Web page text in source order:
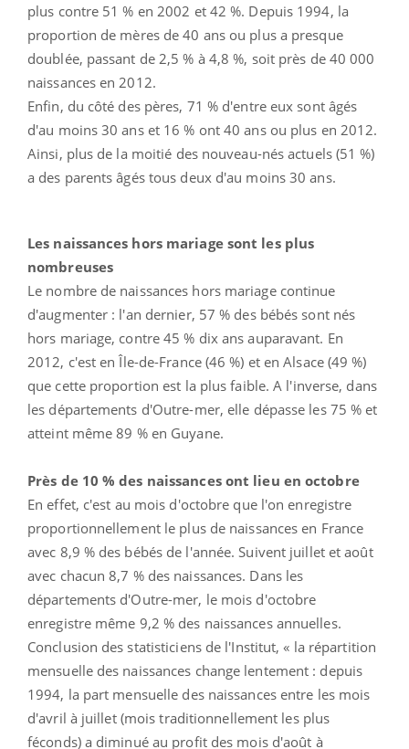
plus contre 51 % en 2002 et 42 %. Depuis 1994, la
proportion de mères de 40 ans ou plus a presque
doublée, passant de 2,5 % à 4,8 %, soit près de 40 000
naissances en 2012.
Enfin, du côté des pères, 71 % d'entre eux sont âgés
d'au moins 30 ans et 16 % ont 40 ans ou plus en 2012.
Ainsi, plus de la moitié des nouveau-nés actuels (51 %)
a des parents âgés tous deux d'au moins 30 ans.
Les naissances hors mariage sont les plus
nombreuses
Le nombre de naissances hors mariage continue
d'augmenter : l'an dernier, 57 % des bébés sont nés
hors mariage, contre 45 % dix ans auparavant. En
2012, c'est en Île-de-France (46 %) et en Alsace (49 %)
que cette proportion est la plus faible. A l'inverse, dans
les départements d'Outre-mer, elle dépasse les 75 % et
atteint même 89 % en Guyane.
Près de 10 % des naissances ont lieu en octobre
En effet, c'est au mois d'octobre que l'on enregistre
proportionnellement le plus de naissances en France
avec 8,9 % des bébés de l'année. Suivent juillet et août
avec chacun 8,7 % des naissances. Dans les
départements d'Outre-mer, le mois d'octobre
enregistre même 9,2 % des naissances annuelles.
Conclusion des statisticiens de l'Institut, « la répartition
mensuelle des naissances change lentement : depuis
1994, la part mensuelle des naissances entre les mois
d'avril à juillet (mois traditionnellement les plus
féconds) a diminué au profit des mois d'août à